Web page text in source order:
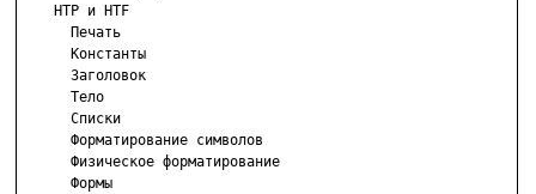
    НТР и HTF
      Печать
      Константы
      Заголовок
      Тело
      Списки
      Форматирование символов
      Физическое форматирование
      Формы